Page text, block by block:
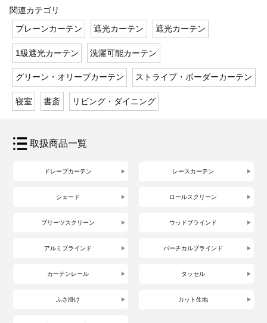
関連カテゴリ
プレーンカーテン
遮光カーテン 遮光カーテン
1級遮光カーテン 洗濯可能カーテン
グリーン・オリーブカーテン ストライプ・ボーダーカーテン
寝室 書斎 リビング・ダイニング
取扱商品一覧
ドレープカーテン レースカーテン
シェード ロールスクリーン
プリーツスクリーン ウッドブラインド
アルミブラインド バーチカルブラインド
カーテンレール タッセル
ふさ掛け カット生地